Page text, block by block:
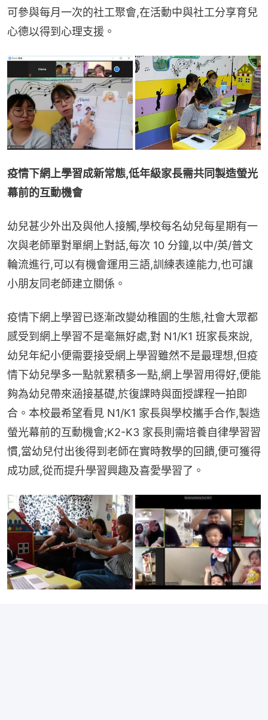
可參與每月一次的社工聚會,在活動中與社工分享育兒
心德以得到心理支援。
疫情下網上學習成新常態,低年級家長需共同製造螢光
幕前的互動機會
幼兒甚少外出及與他人接觸,學校每名幼兒每星期有一
次與老師單對單網上對話,每次 10 分鐘,以中/英/普文
輪流進行,可以有機會運用三語,訓練表達能力,也可讓
小朋友同老師建立關係。
疫情下網上學習已逐漸改變幼稚園的生態,社會大眾都
感受到網上學習不是毫無好處,對 N1/K1 班家長來說,
幼兒年紀小便需要接受網上學習雖然不是最理想,但疫
情下幼兒學多一點就累積多一點,網上學習用得好,便能
夠為幼兒帶來涵接基礎,於復課時與面授課程一拍即
合。本校最希望看見 N1/K1 家長與學校攜手合作,製造
螢光幕前的互動機會;K2-K3 家長則需培養自律學習習
慣,當幼兒付出後得到老師在實時教學的回饋,便可獲得
成功感,從而提升學習興趣及喜愛學習了。